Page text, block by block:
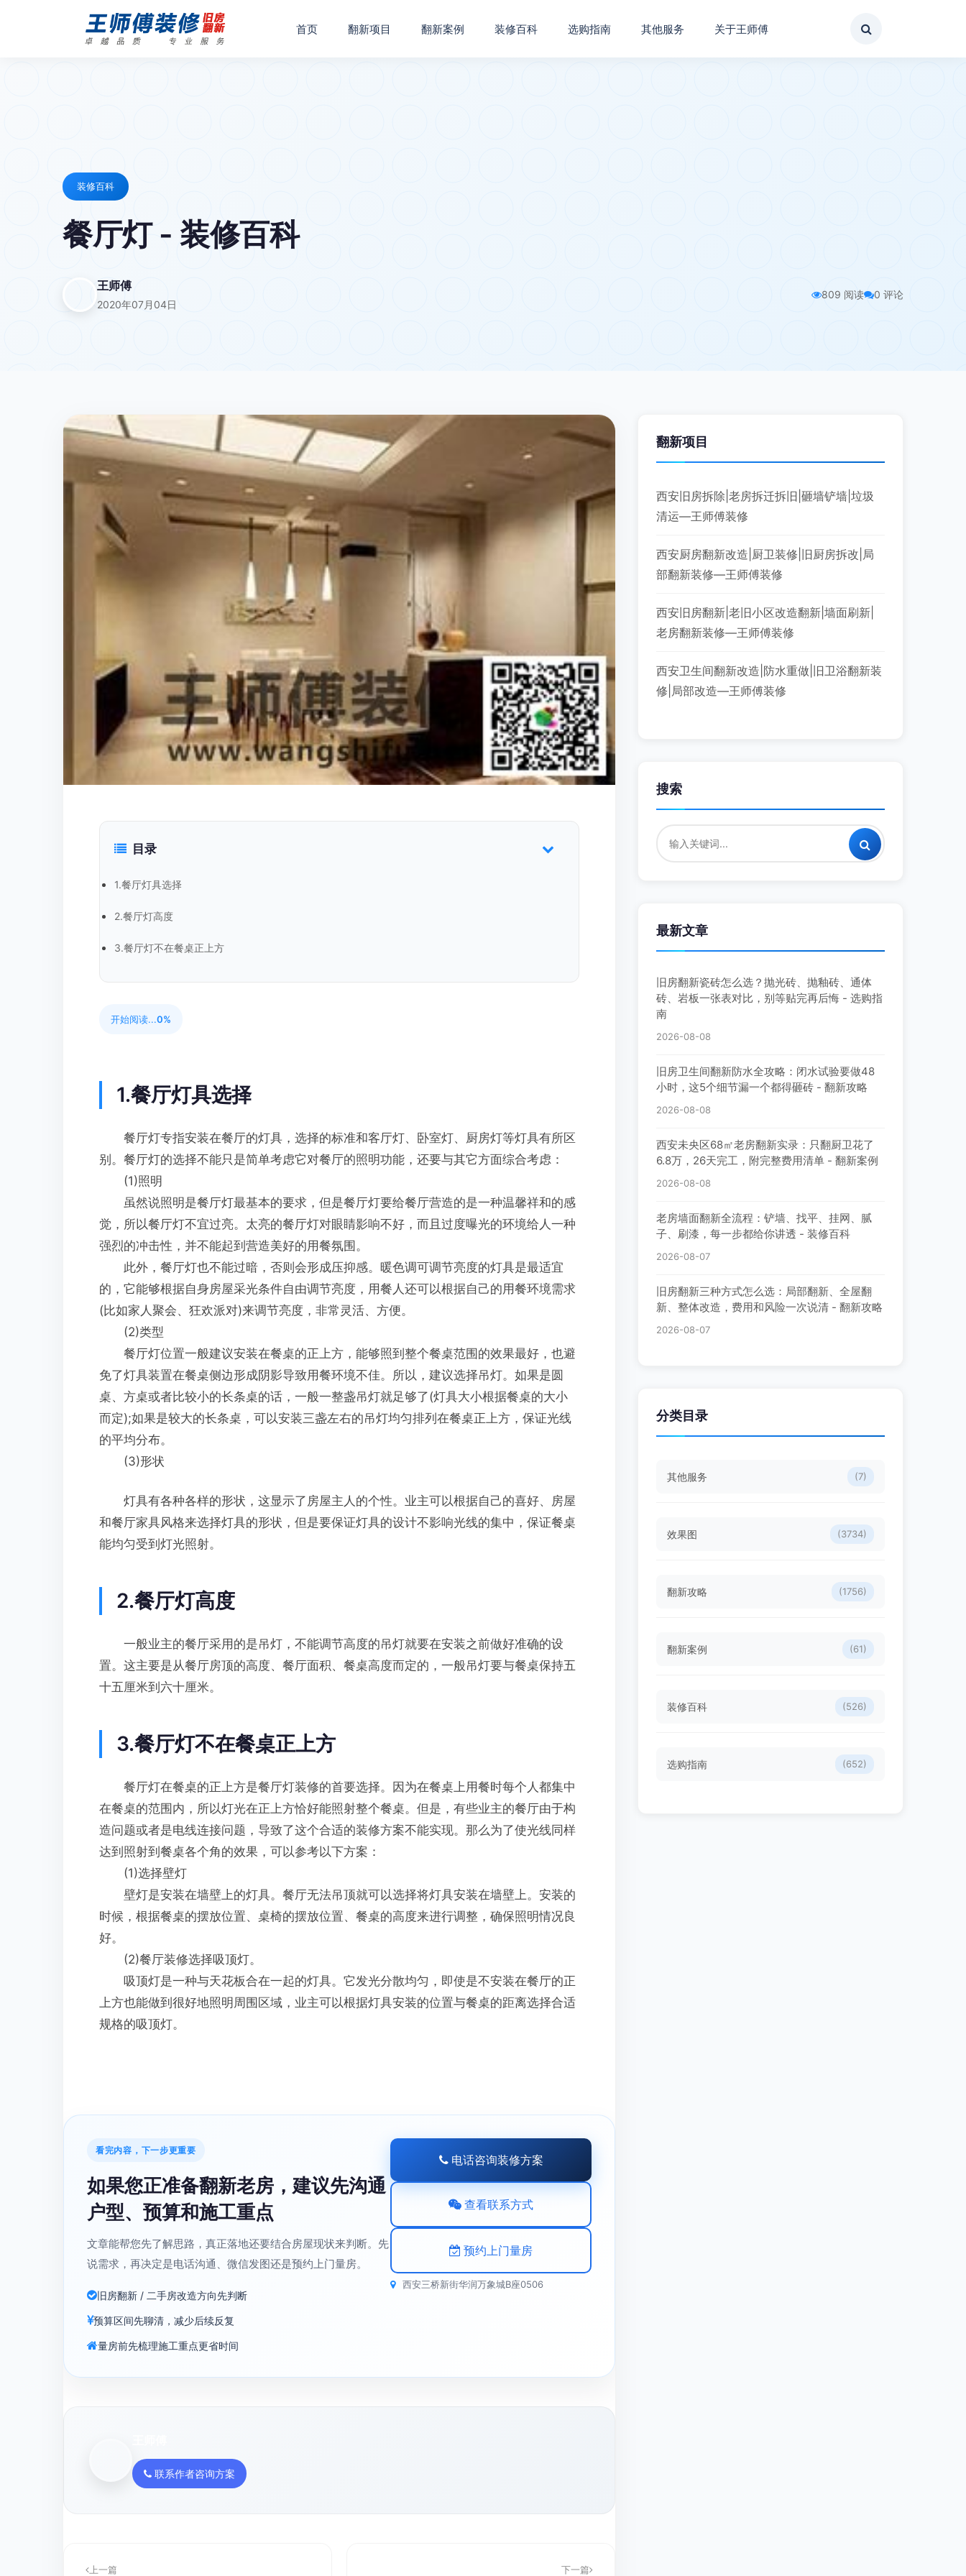
首页 翻新项目 翻新案例 装修百科 选购指南 其他服务 关于王师傅
装修百科
餐厅灯 - 装修百科
王师傅
2020年07月04日
809 阅读 0 评论
目录
1.餐厅灯具选择
2.餐厅灯高度
3.餐厅灯不在餐桌正上方
开始阅读...0%
1.餐厅灯具选择
餐厅灯专指安装在餐厅的灯具，选择的标准和客厅灯、卧室灯、厨房灯等灯具有所区
别。餐厅灯的选择不能只是简单考虑它对餐厅的照明功能，还要与其它方面综合考虑：
(1)照明
虽然说照明是餐厅灯最基本的要求，但是餐厅灯要给餐厅营造的是一种温馨祥和的感
觉，所以餐厅灯不宜过亮。太亮的餐厅灯对眼睛影响不好，而且过度曝光的环境给人一种
强烈的冲击性，并不能起到营造美好的用餐氛围。
此外，餐厅灯也不能过暗，否则会形成压抑感。暖色调可调节亮度的灯具是最适宜
的，它能够根据自身房屋采光条件自由调节亮度，用餐人还可以根据自己的用餐环境需求
(比如家人聚会、狂欢派对)来调节亮度，非常灵活、方便。
(2)类型
餐厅灯位置一般建议安装在餐桌的正上方，能够照到整个餐桌范围的效果最好，也避
免了灯具装置在餐桌侧边形成阴影导致用餐环境不佳。所以，建议选择吊灯。如果是圆
桌、方桌或者比较小的长条桌的话，一般一整盏吊灯就足够了(灯具大小根据餐桌的大小
而定);如果是较大的长条桌，可以安装三盏左右的吊灯均匀排列在餐桌正上方，保证光线
的平均分布。
(3)形状
灯具有各种各样的形状，这显示了房屋主人的个性。业主可以根据自己的喜好、房屋
和餐厅家具风格来选择灯具的形状，但是要保证灯具的设计不影响光线的集中，保证餐桌
能均匀受到灯光照射。
2.餐厅灯高度
一般业主的餐厅采用的是吊灯，不能调节高度的吊灯就要在安装之前做好准确的设
置。这主要是从餐厅房顶的高度、餐厅面积、餐桌高度而定的，一般吊灯要与餐桌保持五
十五厘米到六十厘米。
3.餐厅灯不在餐桌正上方
餐厅灯在餐桌的正上方是餐厅灯装修的首要选择。因为在餐桌上用餐时每个人都集中
在餐桌的范围内，所以灯光在正上方恰好能照射整个餐桌。但是，有些业主的餐厅由于构
造问题或者是电线连接问题，导致了这个合适的装修方案不能实现。那么为了使光线同样
达到照射到餐桌各个角的效果，可以参考以下方案：
(1)选择壁灯
壁灯是安装在墙壁上的灯具。餐厅无法吊顶就可以选择将灯具安装在墙壁上。安装的
时候，根据餐桌的摆放位置、桌椅的摆放位置、餐桌的高度来进行调整，确保照明情况良
好。
(2)餐厅装修选择吸顶灯。
吸顶灯是一种与天花板合在一起的灯具。它发光分散均匀，即使是不安装在餐厅的正
上方也能做到很好地照明周围区域，业主可以根据灯具安装的位置与餐桌的距离选择合适
规格的吸顶灯。
看完内容，下一步更重要
如果您正准备翻新老房，建议先沟通
户型、预算和施工重点
文章能帮您先了解思路，真正落地还要结合房屋现状来判断。先
说需求，再决定是电话沟通、微信发图还是预约上门量房。
旧房翻新 / 二手房改造方向先判断
预算区间先聊清，减少后续反复
量房前先梳理施工重点更省时间
电话咨询装修方案
查看联系方式
预约上门量房
西安三桥新街华润万象城B座0506
联系作者咨询方案
上一篇 下一篇
翻新项目
西安旧房拆除|老房拆迁拆旧|砸墙铲墙|垃圾
清运—王师傅装修
西安厨房翻新改造|厨卫装修|旧厨房拆改|局
部翻新装修—王师傅装修
西安旧房翻新|老旧小区改造翻新|墙面刷新|
老房翻新装修—王师傅装修
西安卫生间翻新改造|防水重做|旧卫浴翻新装
修|局部改造—王师傅装修
搜索
最新文章
旧房翻新瓷砖怎么选？抛光砖、抛釉砖、通体
砖、岩板一张表对比，别等贴完再后悔 - 选购指
南
2026-08-08
旧房卫生间翻新防水全攻略：闭水试验要做48
小时，这5个细节漏一个都得砸砖 - 翻新攻略
2026-08-08
西安未央区68㎡老房翻新实录：只翻厨卫花了
6.8万，26天完工，附完整费用清单 - 翻新案例
2026-08-08
老房墙面翻新全流程：铲墙、找平、挂网、腻
子、刷漆，每一步都给你讲透 - 装修百科
2026-08-07
旧房翻新三种方式怎么选：局部翻新、全屋翻
新、整体改造，费用和风险一次说清 - 翻新攻略
2026-08-07
分类目录
其他服务 (7)
效果图 (3734)
翻新攻略 (1756)
翻新案例 (61)
装修百科 (526)
选购指南 (652)